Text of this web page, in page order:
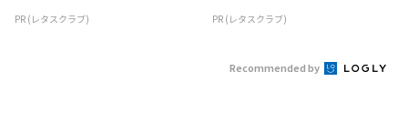
PR (レタスクラブ) PR (レタスクラブ)
Recommended by